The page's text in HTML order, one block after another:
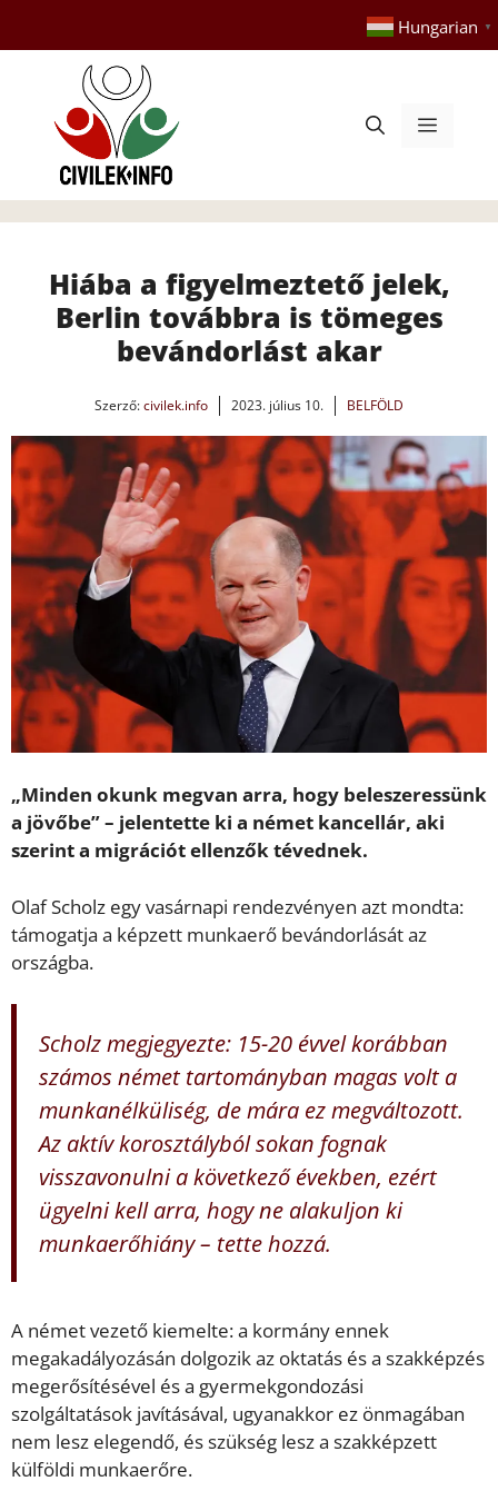
tartalomba
Hungarian ▼
Menü
Hiába a figyelmeztető jelek,
Berlin továbbra is tömeges
bevándorlást akar
Szerző:civilek.info 2023. július 10. BELFÖLD
„Minden okunk megvan arra, hogy beleszeressünk
a jövőbe” – jelentette ki a német kancellár, aki
szerint a migrációt ellenzők tévednek.
Olaf Scholz egy vasárnapi rendezvényen azt mondta:
támogatja a képzett munkaerő bevándorlását az
országba.
Scholz megjegyezte: 15-20 évvel korábban
számos német tartományban magas volt a
munkanélküliség, de mára ez megváltozott.
Az aktív korosztályból sokan fognak
visszavonulni a következő években, ezért
ügyelni kell arra, hogy ne alakuljon ki
munkaerőhiány – tette hozzá.
A német vezető kiemelte: a kormány ennek
megakadályozásán dolgozik az oktatás és a szakképzés
megerősítésével és a gyermekgondozási
szolgáltatások javításával, ugyanakkor ez önmagában
nem lesz elegendő, és szükség lesz a szakképzett
külföldi munkaerőre.